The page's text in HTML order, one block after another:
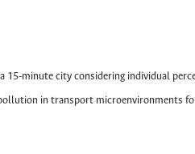
15-minute city considering individual
in transport microenvironments